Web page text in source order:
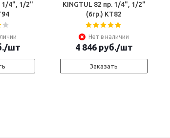
1/4", 1/2"
/шт
KINGTUL 82 пр. 1/4", 1/2"
(6гр.) КТ82
Нет в наличии
4 846руб./шт
Заказать